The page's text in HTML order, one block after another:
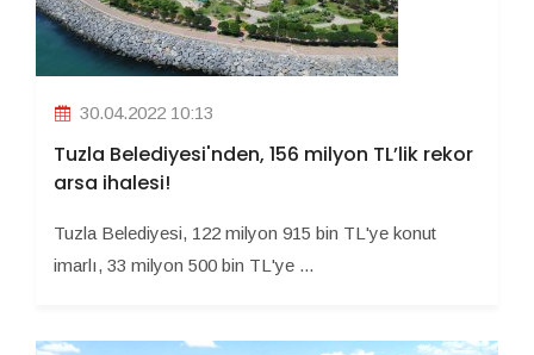
30.04.2022 10:13
Tuzla Belediyesi'nden, 156 milyon TL’lik rekor
arsa ihalesi!
Tuzla Belediyesi, 122 milyon 915 bin TL'ye konut
imarlı, 33 milyon 500 bin TL'ye ...